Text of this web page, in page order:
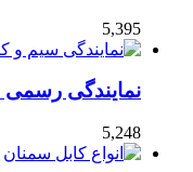
5,395
نمایندگی رسمی
5,248